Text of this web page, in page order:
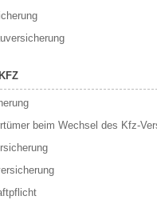
beim Wechsel des Kfz-